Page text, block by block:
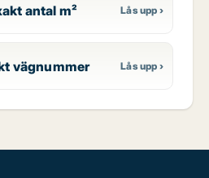
antal m²
vägnummer